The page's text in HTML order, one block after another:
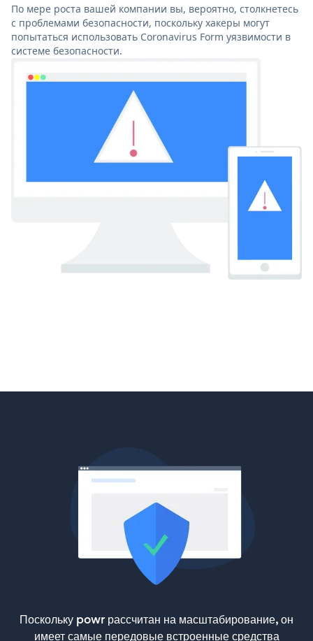
По мере роста вашей компании вы, вероятно, столкнетесь
с проблемами безопасности, поскольку хакеры могут
попытаться использовать Coronavirus Form уязвимости в
системе безопасности.
Поскольку powr рассчитан на масштабирование, он
имеет самые передовые встроенные средства